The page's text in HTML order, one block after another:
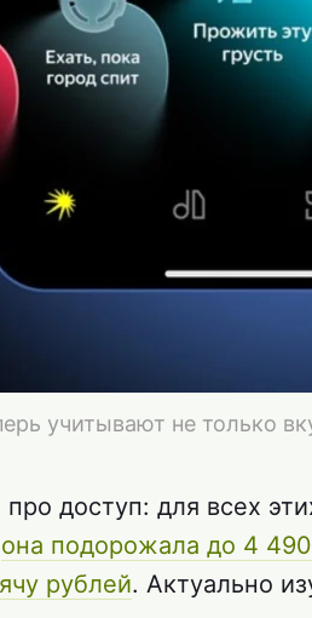
учитывают не только
доступ: для всех
она подорожала до 4
рублей. Актуально